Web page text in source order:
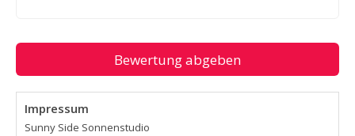
Bewertung abgeben
Impressum
Sunny Side Sonnenstudio